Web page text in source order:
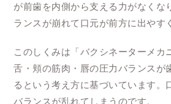
が前歯を内側から支える力がなくな
ランスが崩れて口元が前方に出やす
このしくみは「バクシネーターメカ
舌・頬の筋肉・唇の圧力バランスが
るという考え方に基づいています。
バランスが乱れてしまうのです。